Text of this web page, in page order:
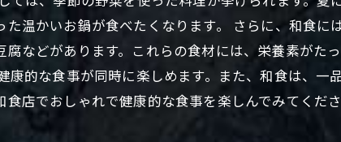
温かいお鍋が食べたくなります。 さらに、和食に
などがあります。これらの食材には、栄養素がた
康的な食事が同時に楽しめます。また、和食は、一
店でおしゃれで健康的な食事を楽しんでみてくださ